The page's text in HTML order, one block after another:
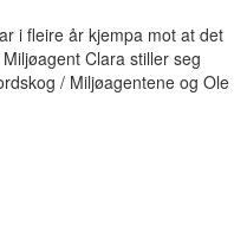
i fleire år kjempa mot at det
Clara stiller seg
/ Miljøagentene og Ole